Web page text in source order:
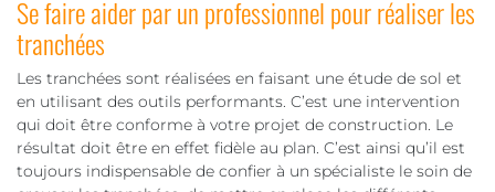
Se faire aider par un professionnel pour réaliser les
tranchées
Les tranchées sont réalisées en faisant une étude de sol et
en utilisant des outils performants. C’est une intervention
qui doit être conforme à votre projet de construction. Le
résultat doit être en effet fidèle au plan. C’est ainsi qu’il est
toujours indispensable de confier à un spécialiste le soin de